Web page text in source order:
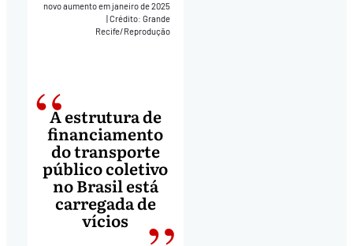
novo aumento em janeiro de 2025
Crédito: Grande
Recife/Reprodução
A estrutura de
financiamento
do transporte
público coletivo
no Brasil está
carregada de
vícios